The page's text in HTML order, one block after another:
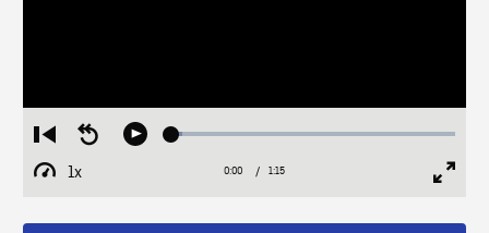
Restart
from
beginning
Seek
Play Loaded:
1x
Playback
Current
0:00 / Duration
1:15